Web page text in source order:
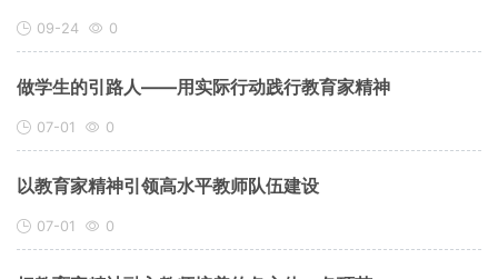
09-24 0
做学生的引路人——用实际行动践行教育家精神
07-01 0
以教育家精神引领高水平教师队伍建设
07-01 0